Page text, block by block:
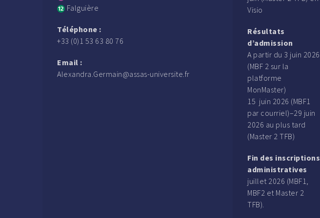
Falguière
Téléphone :
+33 (0)1 53 63 80 76
Email :
Alexandra.Germain@assas-universite.fr
Visio
Résultats
d’admission
A partir du 3 juin 2026
(MBF 2 sur la
platforme
MonMaster)
15 juin 2026 (MBF1
par courriel)–29 juin
2026 au plus tard
(Master 2 TFB)
Fin des inscriptions
administratives
juillet 2026 (MBF1,
MBF2 et Master 2
TFB).